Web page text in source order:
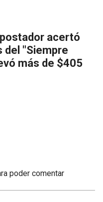
acertó
del "Siempre
más de $405
poder comentar